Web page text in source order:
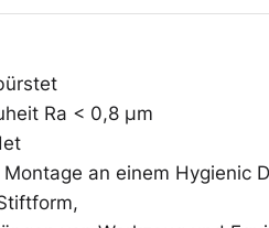
Mehrweg-
Ra < 0,8 µm
an einem Hygienic